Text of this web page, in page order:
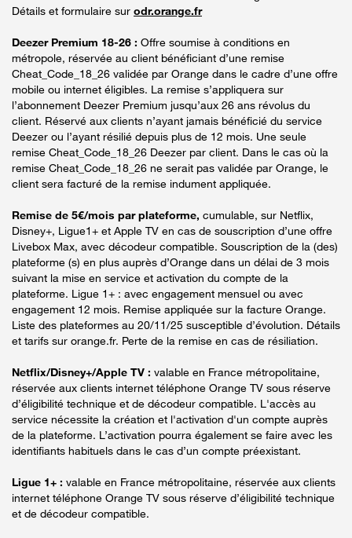
Détails et formulaire sur odr.orange.fr
Deezer Premium 18-26 : Offre soumise à conditions en
métropole, réservée au client bénéficiant d’une remise
Cheat_Code_18_26 validée par Orange dans le cadre d’une offre
mobile ou internet éligibles. La remise s’appliquera sur
l’abonnement Deezer Premium jusqu’aux 26 ans révolus du
client. Réservé aux clients n’ayant jamais bénéficié du service
Deezer ou l’ayant résilié depuis plus de 12 mois. Une seule
remise Cheat_Code_18_26 Deezer par client. Dans le cas où la
remise Cheat_Code_18_26 ne serait pas validée par Orange, le
client sera facturé de la remise indument appliquée.
Remise de 5€/mois par plateforme, cumulable, sur Netflix,
Disney+, Ligue1+ et Apple TV en cas de souscription d’une offre
Livebox Max, avec décodeur compatible. Souscription de la (des)
plateforme (s) en plus auprès d’Orange dans un délai de 3 mois
suivant la mise en service et activation du compte de la
plateforme. Ligue 1+ : avec engagement mensuel ou avec
engagement 12 mois. Remise appliquée sur la facture Orange.
Liste des plateformes au 20/11/25 susceptible d’évolution. Détails
et tarifs sur orange.fr. Perte de la remise en cas de résiliation.
Netflix/Disney+/Apple TV : valable en France métropolitaine,
réservée aux clients internet téléphone Orange TV sous réserve
d’éligibilité technique et de décodeur compatible. L'accès au
service nécessite la création et l'activation d'un compte auprès
de la plateforme. L’activation pourra également se faire avec les
identifiants habituels dans le cas d’un compte préexistant.
Ligue 1+ : valable en France métropolitaine, réservée aux clients
internet téléphone Orange TV sous réserve d’éligibilité technique
et de décodeur compatible.